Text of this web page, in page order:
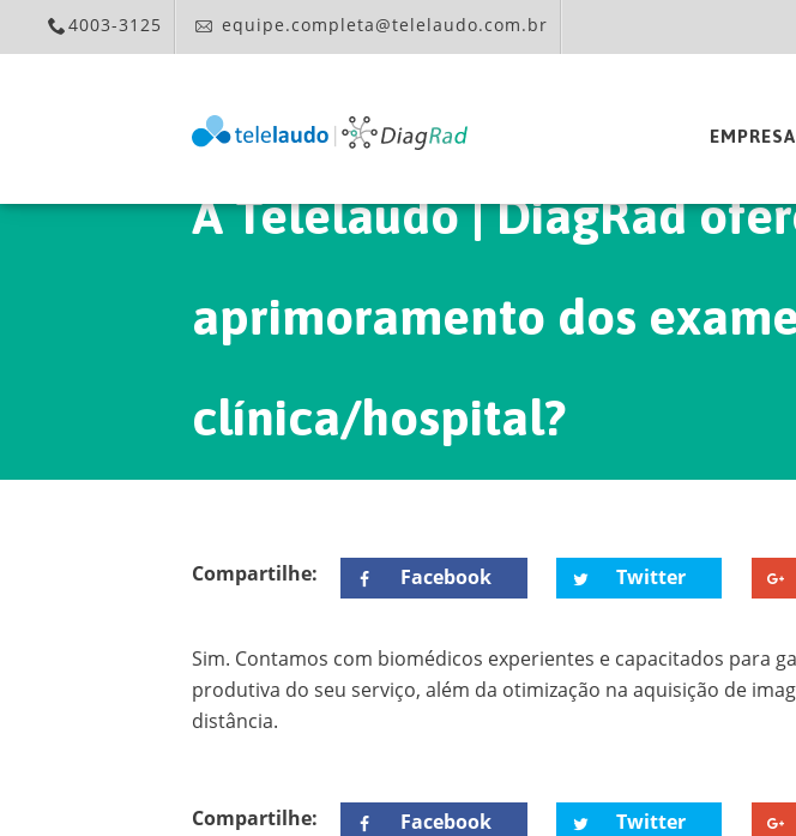
4003-3125 equipe.completa@telelaudo.com.br
EMPRESA
A Telelaudo | DiagRad oferece um suporte para
aprimoramento dos
clínica/hospital?
Compartilhe: Facebook Twitter
Sim. Contamos com biomédicos experientes e capacitados
produtiva do seu serviço, além da otimização na aquisição de
distância.
Compartilhe: Facebook Twitter